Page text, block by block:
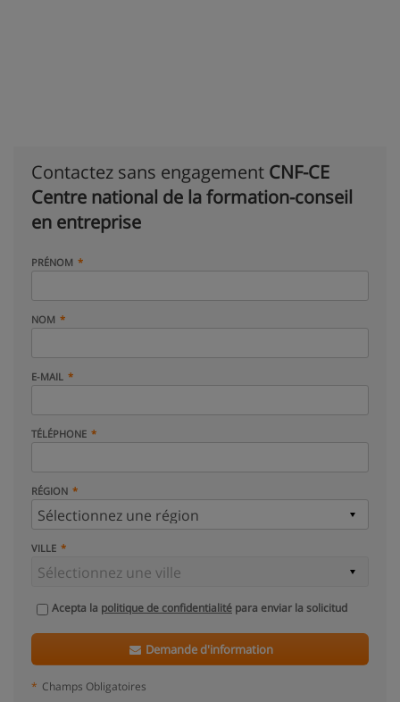
Contactez sans engagement CNF-CE
Centre national de la formation-conseil
en entreprise
PRÉNOM
NOM
E-MAIL
TÉLÉPHONE
RÉGION
VILLE
Acepta la politique de confidentialité para enviar la solicitud
Demande d'information
* Champs Obligatoires